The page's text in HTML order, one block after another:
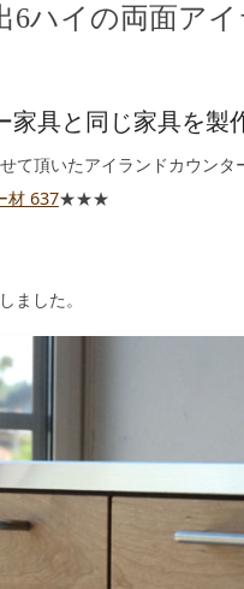
ソファ
ベンチ
6ハイの両面ア
家具と同じ家具を製
頂いたアイランドカウンタ
材 637★★★
ました。